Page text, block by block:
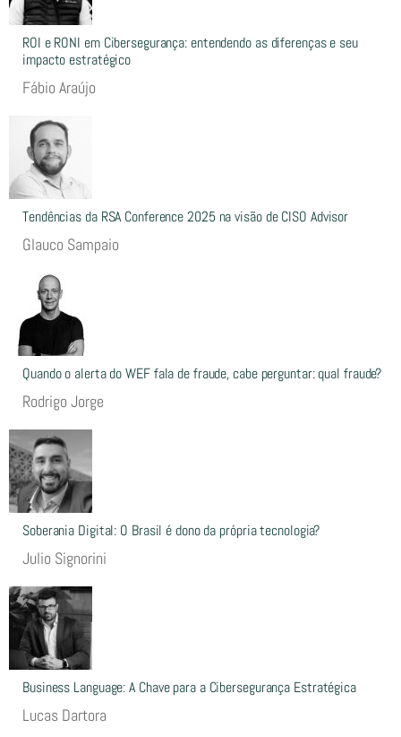
ROI e RONI em Cibersegurança: entendendo as diferenças e seu
impacto estratégico
Fábio Araújo
Tendências da RSA Conference 2025 na visão de CISO Advisor
Glauco Sampaio
Quando o alerta do WEF fala de fraude, cabe perguntar: qual fraude?
Rodrigo Jorge
Soberania Digital: O Brasil é dono da própria tecnologia?
Julio Signorini
Business Language: A Chave para a Cibersegurança Estratégica
Lucas Dartora